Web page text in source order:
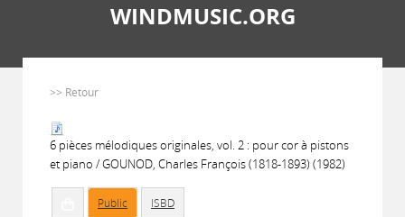
WINDMUSIC.ORG
>> Retour
6 pièces mélodiques originales, vol. 2 : pour cor à pistons
et piano / GOUNOD, Charles François (1818-1893) (1982)
Public ISBD